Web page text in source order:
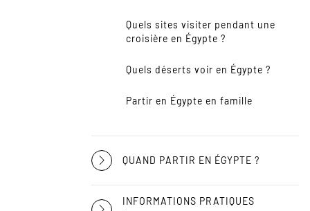
Quels sites visiter pendant une
croisière en Égypte ?
Quels déserts voir en Égypte ?
Partir en Égypte en famille
QUAND PARTIR EN ÉGYPTE ?
INFORMATIONS PRATIQUES